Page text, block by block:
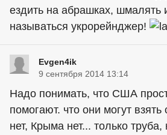
ездить на абрашках, шмалять
называться укрорейнджер!
Evgen4ik
9 сентября 2014 13:14
Надо понимать, что США
помогают. что они могут
нет, Крыма нет... только труба,